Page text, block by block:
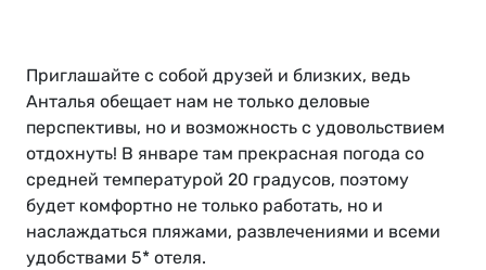
Приглашайте с собой друзей и близких, ведь
Анталья обещает нам не только деловые
перспективы, но и возможность с удовольствием
отдохнуть! В январе там прекрасная погода со
средней температурой 20 градусов, поэтому
будет комфортно не только работать, но и
наслаждаться пляжами, развлечениями и всеми
удобствами 5* отеля.